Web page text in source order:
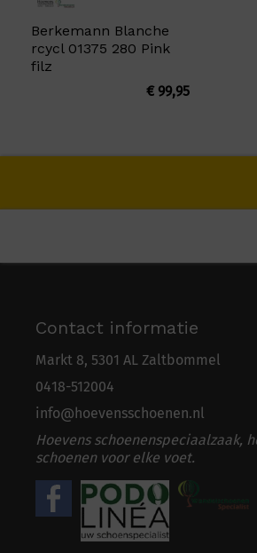
Berkemann Blanche
rcycl 01375 280 Pink
filz
€99,95
Contact informatie
Markt 8, 5301 AL Zaltbommel
0418-512004
info@hoevensschoenen.nl
Hoevens schoenenspeciaalzaak,
schoenen voor elke voet.